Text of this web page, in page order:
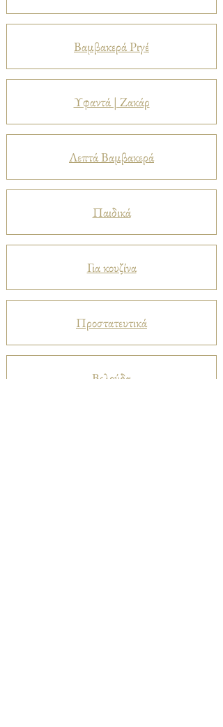
Βαμβακερά Ριγέ
Υφαντά | Ζακάρ
Λεπτά Βαμβακερά
Παιδικά
Για κουζίνα
Προστατευτικά
Βελούδα